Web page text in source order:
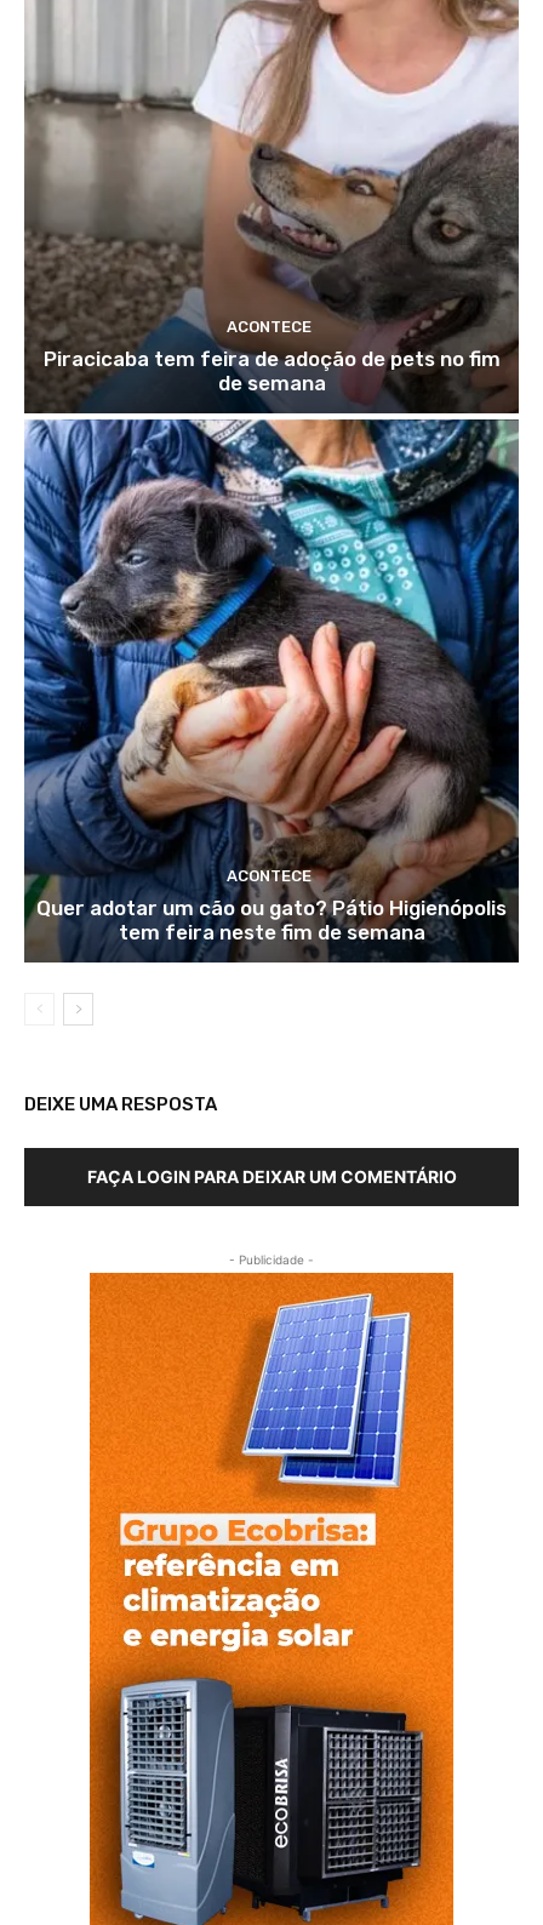
ACONTECE
Piracicaba tem feira de adoção de pets no fim
de semana
ACONTECE
Quer adotar um cão ou gato? Pátio Higienópolis
tem feira neste fim de semana
DEIXE UMA RESPOSTA
FAÇA LOGIN PARA DEIXAR UM COMENTÁRIO
- Publicidade -